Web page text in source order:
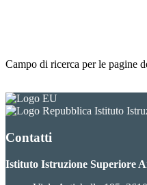
Campo di ricerca per le pagine
Istituto
Contatti
Istituto Istruzione Superiore